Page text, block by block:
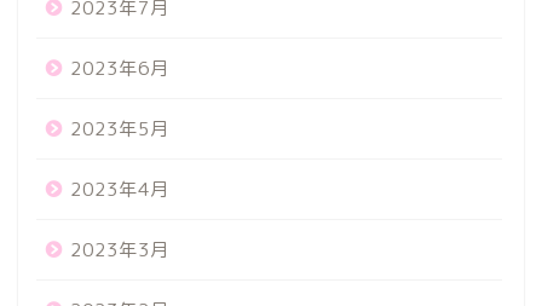
2023年7月
2023年6月
2023年5月
2023年4月
2023年3月